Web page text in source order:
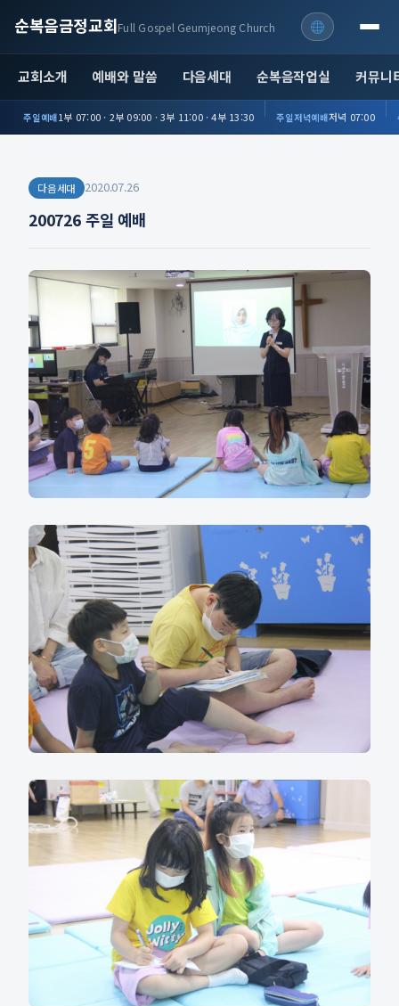
순복음금정교회Full Gospel Geumjeong Church
교회소개 예배와 말씀 다음세대 순복음작업실 커뮤니
주일예배1부 07:00 · 2부 09:00 · 3부 11:00 · 4부 13:30 주일저녁예배저녁 07:00
다음세대 2020.07.26
200726 주일 예배